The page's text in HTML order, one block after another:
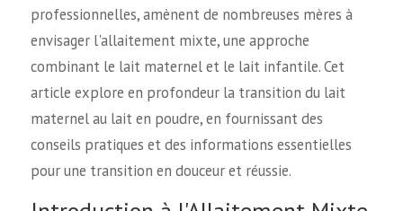
professionnelles, amènent de nombreuses mères à
envisager l'allaitement mixte, une approche
combinant le lait maternel et le lait infantile. Cet
article explore en profondeur la transition du lait
maternel au lait en poudre, en fournissant des
conseils pratiques et des informations essentielles
pour une transition en douceur et réussie.